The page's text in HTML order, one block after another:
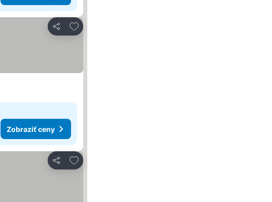
Zdieľať
Pridať do obľúbených
Zobraziť ceny
Zdieľať
Pridať do obľúbených